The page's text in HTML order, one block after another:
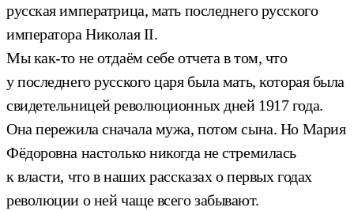
русская императрица, мать последнего русского
императора Николая II.
Мы как-то не отдаём себе отчета в том, что
у последнего русского царя была мать, которая была
свидетельницей революционных дней 1917 года.
Она пережила сначала мужа, потом сына. Но Мария
Фёдоровна настолько никогда не стремилась
к власти, что в наших рассказах о первых годах
революции о ней чаще всего забывают.